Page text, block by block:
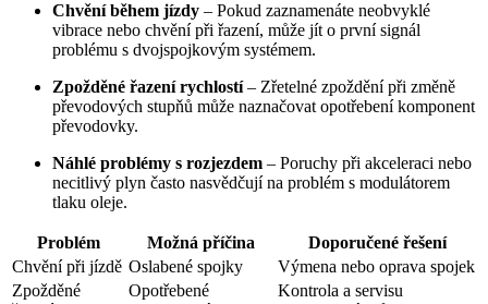
Chvění během jízdy – Pokud zaznamenáte neobvyklé
vibrace nebo chvění při řazení, může jít o první signál
problému s dvojspojkovým systémem.
Zpožděné řazení rychlostí– Zřetelné zpoždění při změně
převodových stupňů může naznačovat opotřebení komponent
převodovky.
Náhlé problémy s rozjezdem – Poruchy při akceleraci nebo
necitlivý plyn často nasvědčují na problém s modulátorem
tlaku oleje.
Problém Možná příčina
Doporučené řešení
Chvění při jízdě Oslabené spojky
Výmena nebo oprava spojek
Zpožděné
Opotřebené
Kontrola a servisu